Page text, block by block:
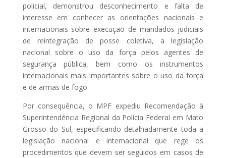
policial, demonstrou desconhecimento e falta de
interesse em conhecer as orientações nacionais e
internacionais sobre execução de mandados judiciais
de reintegração de posse coletiva, a legislação
nacional sobre o uso da força pelos agentes de
segurança pública, bem como os instrumentos
internacionais mais importantes sobre o uso da força
e de armas de fogo.
Por consequência, o MPF expediu Recomendação à
Superintendência Regional da Polícia Federal em Mato
Grosso do Sul, especificando detalhadamente toda a
legislação nacional e internacional que rege os
procedimentos que devem ser seguidos em casos de